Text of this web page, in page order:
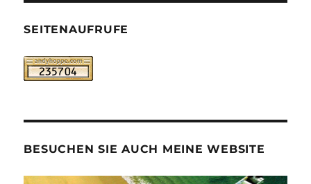
SEITENAUFRUFE
BESUCHEN SIE AUCH MEINE WEBSITE